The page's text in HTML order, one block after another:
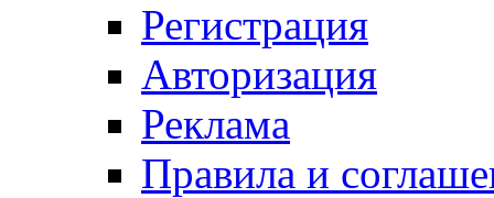
Регистрация
Авторизация
Реклама
Правила и